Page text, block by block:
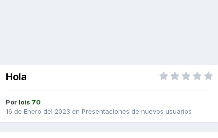
Hola
Por lois 70
16 de Enero del 2023 en Presentaciones de nuevos usuarios